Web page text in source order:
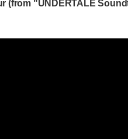
(from "UNDERTALE